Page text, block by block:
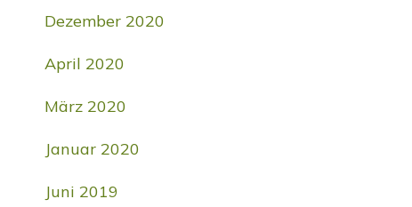
Dezember 2020
April 2020
März 2020
Januar 2020
Juni 2019